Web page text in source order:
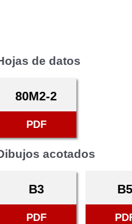
de datos
80M2-2
PDF
acotados
B3
PDF
B5